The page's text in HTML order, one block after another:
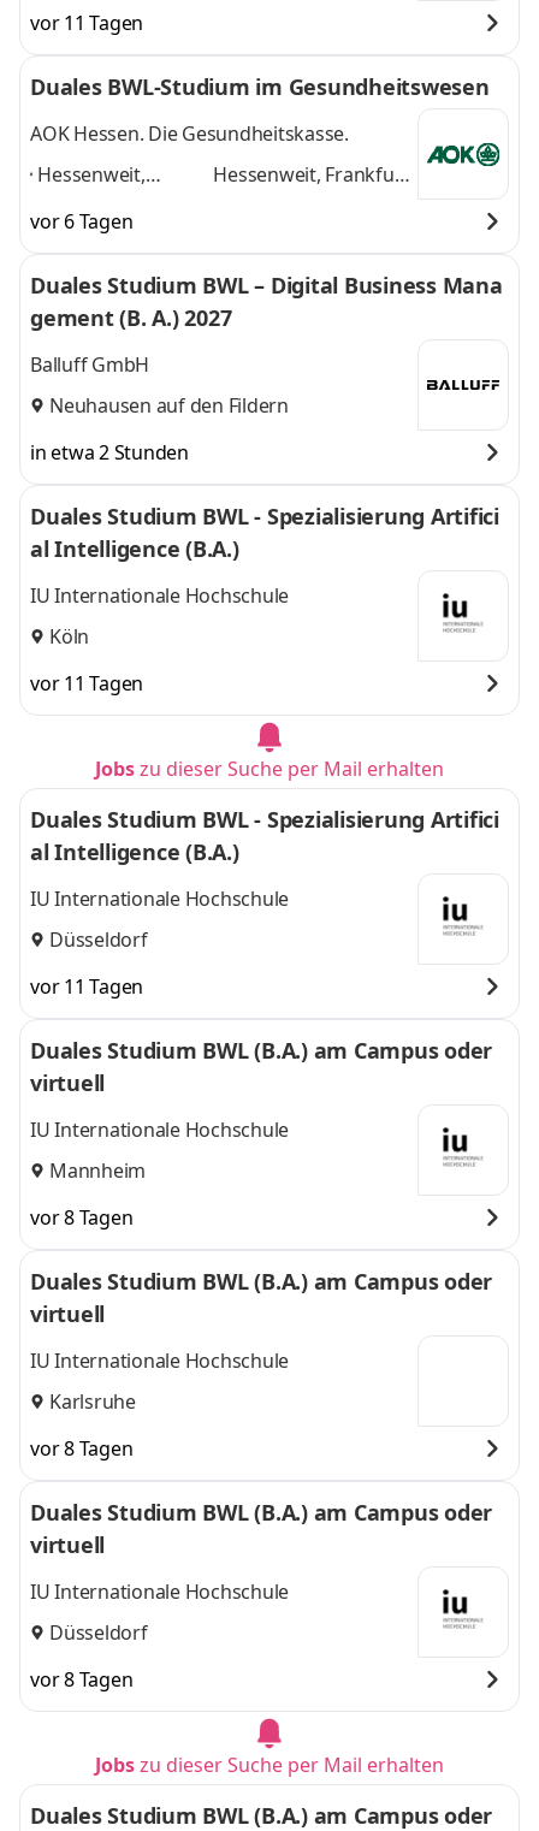
vor 11 Tagen
Duales BWL-Studium im Gesundheitswesen
AOK Hessen. Die Gesundheitskasse.
Hessenweit,
Darmstadt, Kassel,
Gießen, Dieburg,
Hanau, Wiesbaden,
Marburg,
Hessenweit, Frankfurt
Dieburg, Hanau,
Wiesbaden, Marburg
und 6 weitere
vor 6 Tagen
Duales Studium BWL – Digital Business Mana
gement (B. A.) 2027
Balluff GmbH
Neuhausen auf den Fildern
in etwa 2 Stunden
Duales Studium BWL - Spezialisierung Artifici
al Intelligence (B.A.)
IU Internationale Hochschule
Köln
vor 11 Tagen
Jobszu dieser Suche per Mail erhalten
Duales Studium BWL - Spezialisierung Artifici
al Intelligence (B.A.)
IU Internationale Hochschule
Düsseldorf
vor 11 Tagen
Duales Studium BWL (B.A.) am Campus oder
virtuell
IU Internationale Hochschule
Mannheim
vor 8 Tagen
Duales Studium BWL (B.A.) am Campus oder
virtuell
IU Internationale Hochschule
Karlsruhe
vor 8 Tagen
Duales Studium BWL (B.A.) am Campus oder
virtuell
IU Internationale Hochschule
Düsseldorf
vor 8 Tagen
Jobszu dieser Suche per Mail erhalten
Duales Studium BWL (B.A.) am Campus oder